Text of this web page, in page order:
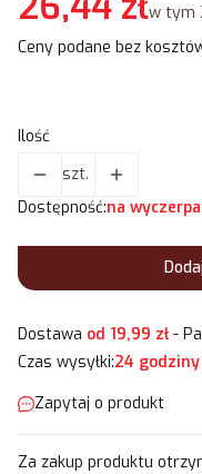
w tym
w tym
Ceny podane bez
Ilość
szt.
Dostępność:na
Dostawa od 19,99 zł-
Czas wysyłki:24 godziny
Zapytaj o produkt
Za zakup produktu